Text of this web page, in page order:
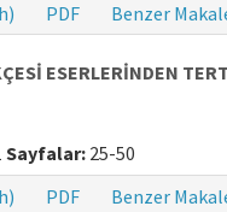
PDF Benzer
ESERLERİNDEN
Sayfalar: 25-50
PDF Benzer